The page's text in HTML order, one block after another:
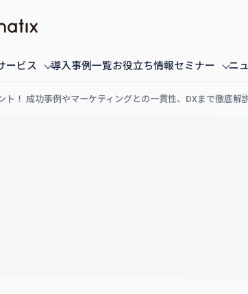
ービス 導入事例一覧お役立ち情報セミナー ニ
fannaly auth 導入・構
ナー オンデマンド配信中のセミナー
ト！ 成功事例やマーケティングとの一貫性、DXまで徹底解